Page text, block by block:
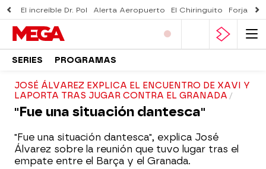
El increíble Dr. Pol Alerta Aeropuerto El Chiringuito Forjado
SERIES PROGRAMAS
JOSÉ ÁLVAREZ EXPLICA EL ENCUENTRO DE XAVI Y
LAPORTA TRAS JUGAR CONTRA EL GRANADA
"Fue una situación dantesca"
"Fue una situación dantesca", explica José
Álvarez sobre la reunión que tuvo lugar tras el
empate entre el Barça y el Granada.